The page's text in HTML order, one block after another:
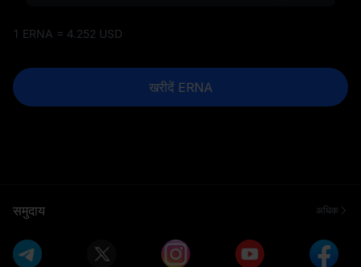
1 ERNA = 4.252 USD
खरीदें ERNA
समुदाय अधिक